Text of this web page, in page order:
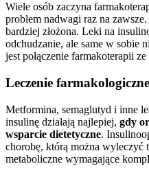
Wiele osób zaczyna
problem nadwagi raz na
bardziej złożona. Leki na
odchudzanie, ale same w sobie
jest połączenie farmakoterapii
Leczenie
Metformina, semaglutyd i inne
insulinę działają najlepiej, gdy
wsparcie dietetyczne.
chorobę, którą można wyleczyć
metaboliczne wymagające